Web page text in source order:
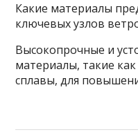
Какие материалы
ключевых узлов
Высокопрочные и
материалы, такие
сплавы, для